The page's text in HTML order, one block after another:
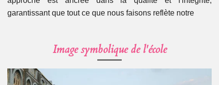
garantissant que tout ce que nous faisons reflète notre
Image symbolique de l'école